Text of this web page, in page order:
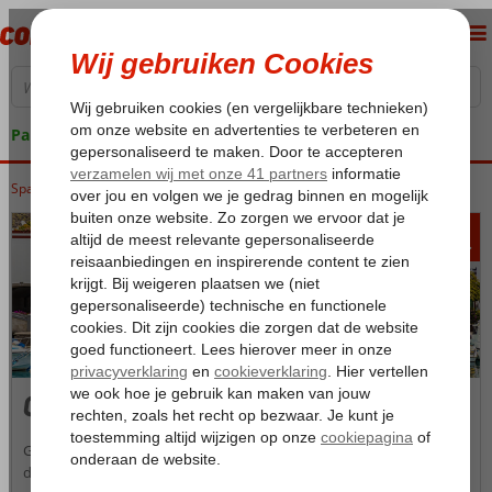
Pakketgarantie
Home
Spanje Canarische Eilanden Gran Canaria
va 378 p.p.
Gran Canaria
Gran Canaria is een verrassende vakantiebestemming met idyllische
dorpjes, grillige bergen, bloeiende weiden, vlakke zandstranden en